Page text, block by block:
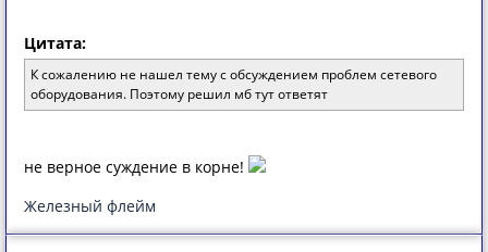
Цитата:
К сожалению не нашел тему с обсуждением проблем сетевого
оборудования. Поэтому решил мб тут ответят
не верное суждение в корне!
Железный флейм